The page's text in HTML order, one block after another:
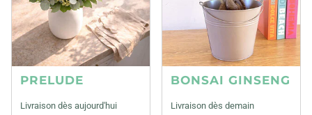
PRELUDE
Livraison dès aujourd'hui
BONSAI GINSENG
Livraison dès demain